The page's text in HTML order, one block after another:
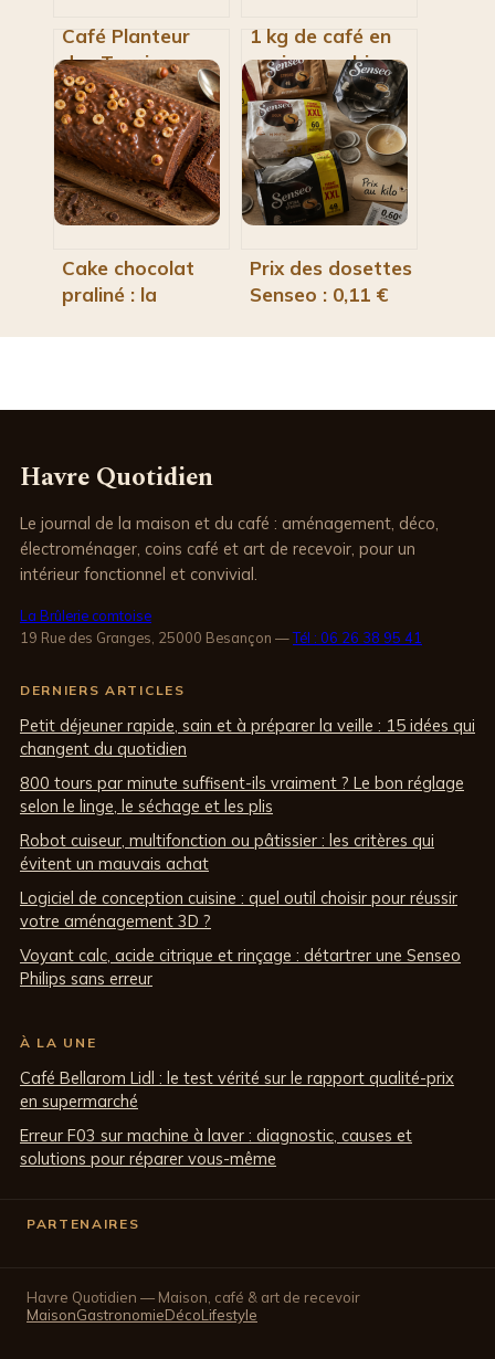
Café Planteur
des Tropiques :
prix, qualité réelle
et avis sur la
gamme
Intermarché
1 kg de café en
grain : combien
de tasses
pouvez-vous
réellement
préparer ?
Cake chocolat
praliné : la
Prix des dosettes
Senseo : 0,11 €
Havre Quotidien
Le journal de la maison et du café : aménagement, déco,
électroménager, coins café et art de recevoir, pour un
intérieur fonctionnel et convivial.
La Brûlerie comtoise
19 Rue des Granges, 25000 Besançon —Tél : 06 26 38 95 41
DERNIERS ARTICLES
Petit déjeuner rapide, sain et à préparer la veille : 15 idées qui
changent du quotidien
800 tours par minute suffisent-ils vraiment ? Le bon réglage
selon le linge, le séchage et les plis
Robot cuiseur, multifonction ou pâtissier : les critères qui
évitent un mauvais achat
Logiciel de conception cuisine : quel outil choisir pour réussir
votre aménagement 3D ?
Voyant calc, acide citrique et rinçage : détartrer une Senseo
Philips sans erreur
À LA UNE
Café Bellarom Lidl : le test vérité sur le rapport qualité-prix
en supermarché
Erreur F03 sur machine à laver : diagnostic, causes et
solutions pour réparer vous-même
PARTENAIRES
Havre Quotidien — Maison, café & art de recevoir
MaisonGastronomieDécoLifestyle